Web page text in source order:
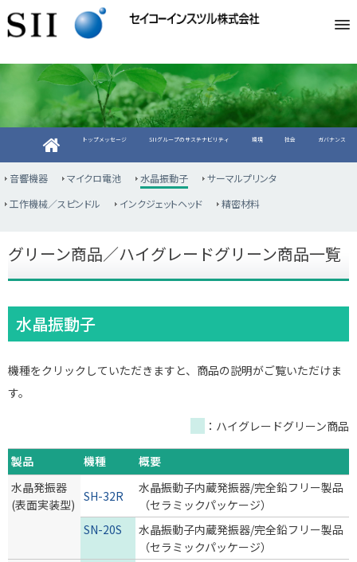
トップメッセージ SIIグループのサステナビリティ 環境 社会 ガバナンス
音響機器 マイクロ電池 水晶振動子
サーマルプリンタ
工作機械／スピンドル
インクジェットヘッド 精密材料
グリーン商品／ハイグレードグリーン商品一覧
水晶振動子
機種をクリックしていただきますと、商品の説明がご覧いただけま
す。
：ハイグレードグリーン商品
製品 機種
概要
水晶発振器
(表面実装型)
SH-32R
水晶振動子内蔵発振器/完全鉛フリー製品
（セラミックパッケージ）
SN-20S
水晶振動子内蔵発振器/完全鉛フリー製品
（セラミックパッケージ）